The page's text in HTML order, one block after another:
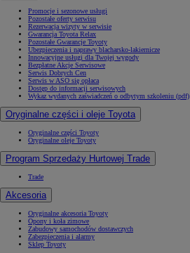
Promocje i sezonowe usługi
Pozostałe oferty serwisu
Rezerwacja wizyty w serwisie
Gwarancja Toyota Relax
Pozostałe Gwarancje Toyoty
Ubezpieczenia i naprawy blacharsko-lakiernicze
Innowacyjne usługi dla Twojej wygody
Bezpłatne Akcje Serwisowe
Serwis Dobrych Cen
Serwis w ASO się opłaca
Dostęp do informacji serwisowych
Wykaz wydanych zaświadczeń o odbytym szkoleniu (pdf)
Oryginalne części i oleje Toyota
Oryginalne części Toyoty
Oryginalne oleje Toyoty
Program Sprzedaży Hurtowej Trade
Trade
Akcesoria
Oryginalne akcesoria Toyoty
Opony i koła zimowe
Zabudowy samochodów dostawczych
Zabezpieczenia i alarmy
Sklep Toyoty